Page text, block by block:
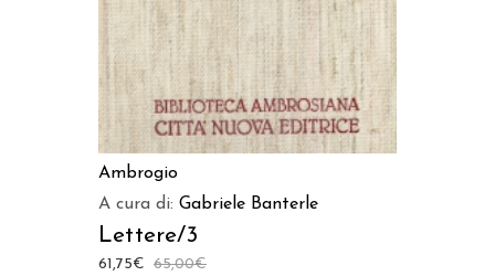
Ambrogio
A cura di: Gabriele Banterle
Lettere/3
65,00€
61,75€